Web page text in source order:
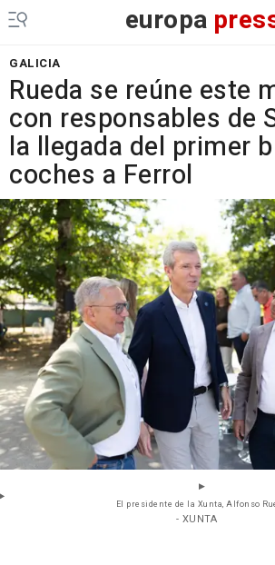
europa
GALICIA
Rueda se reúne este
con responsables de
la llegada del primer
coches a Ferrol
El presidente de la Xunta, Alfonso
- XUNTA